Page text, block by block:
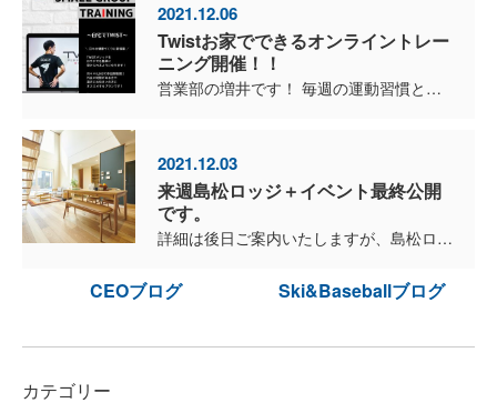
2021.12.06
Twistお家でできるオンライントレー
ニング開催！！
営業部の増井です！ 毎週の運動習慣として金曜日にTwist札幌でトレーニングを行っています！ メニューとしては６０分でトレーナーの方が毎週違ったメニューを組んでもらい行っています。 ...
2021.12.03
来週島松ロッジ＋イベント最終公開
です。
詳細は後日ご案内いたしますが、島松ロッジ公開がいよいよ最後になります。 この機会にもう一度ご覧になっては如何ですか？ 是非お待ちしております。 ...
CEOブログ Ski&Baseballブログ
カテゴリー